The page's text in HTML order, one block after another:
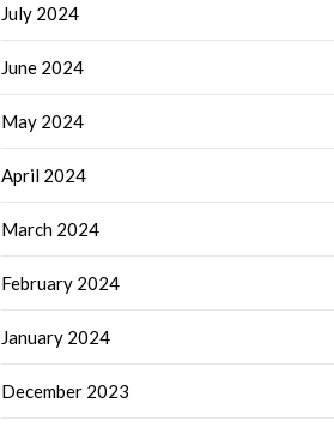
July 2024
June 2024
May 2024
April 2024
March 2024
February 2024
January 2024
December 2023